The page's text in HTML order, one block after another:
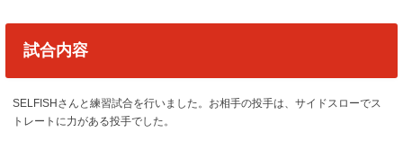
試合内容
SELFISHさんと練習試合を行いました。お相手の投手は、サイドスローでス
トレートに力がある投手でした。